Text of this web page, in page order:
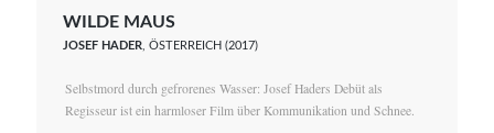
WILDE MAUS
JOSEF HADER, ÖSTERREICH (2017)
Selbstmord durch gefrorenes Wasser: Josef Haders Debüt als
Regisseur ist ein harmloser Film über Kommunikation und Schnee.